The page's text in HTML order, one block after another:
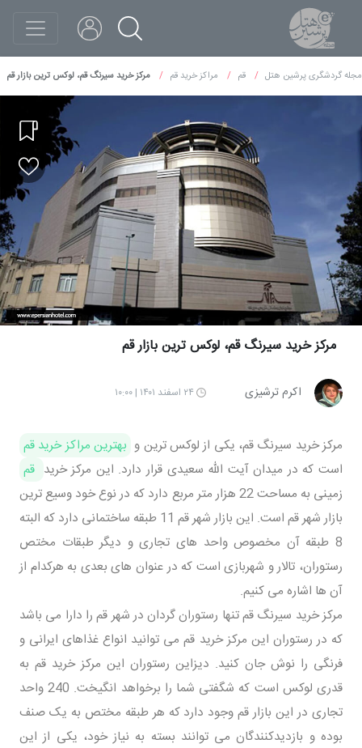
مجله گردشگری پرشین هتل قم مراکز خرید قم مرکز خرید سیرنگ قم، لوکس ترین بازار قم
مرکز خرید سیرنگ قم، لوکس ترین بازار قم
اکرم ترشیزی ۲۴ اسفند ۱۴۰۱ | ۱۰:۰۰
مرکز خرید سیرنگ قم، یکی از لوکس ترین و بهترین مراکز خرید قم
است که در میدان آیت الله سعیدی قرار دارد. این مرکز خرید قم
زمینی به مساحت 22 هزار متر مربع دارد که در نوع خود وسیع ترین
بازار شهر قم است. این بازار شهر قم 11 طبقه ساختمانی دارد که البته
8 طبقه آن مخصوص واحد های تجاری و دیگر طبقات مختص
رستوران، تالار و شهربازی است که در عنوان های بعدی به هرکدام از
آن ها اشاره می کنیم.
مرکز خرید سیرنگ قم تنها رستوران گردان در شهر قم را دارا می باشد
که در رستوران این مرکز خرید قم می توانید انواع غذاهای ایرانی و
فرنگی را نوش جان کنید. دیزاین رستوران این مرکز خرید قم به
قدری لوکس است که شگفتی شما را برخواهد انگیخت. 240 واحد
تجاری در این بازار قم وجود دارد که هر طبقه مختص به یک صنف
بوده و بازدیدکنندگان می توانند بسته به نیاز خود، یکی از این